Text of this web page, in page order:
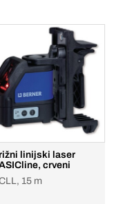
linijski laser
crveni
15 m